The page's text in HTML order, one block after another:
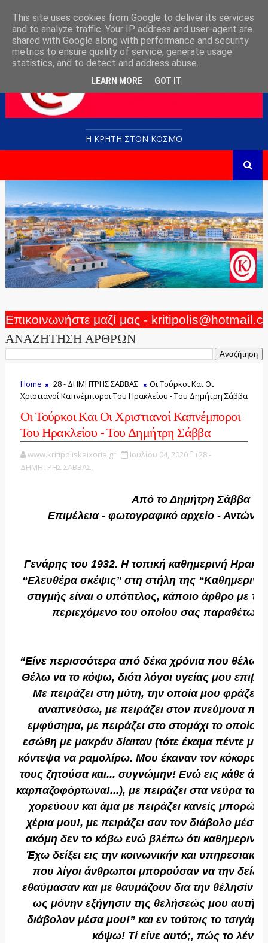
Η ΚΡΗΤΗ ΣΤΟN KOΣΜΟ
Επικοινωνήστε μαζί μας -
ΑΝΑΖΗΤΗΣΗ ΑΡΘΡΩΝ
Home 28 - ΔΗΜΗΤΡΗΣ ΣΑΒΒΑΣ
Οι Τούρκοι Και Οι
Χριστιανοί Καπνέμποροι Του Ηρακλείου - Του Δημήτρη Σάββα
Οι Τούρκοι Και Οι Χριστιανοί Καπνέμποροι
Του Ηρακλείου - Του Δημήτρη Σάββα
www.kritipoliskaixoria.gr Ιουλίου 04, 2020
28 -
ΔΗΜΗΤΡΗΣ ΣΑΒΒΑΣ,
Από το Δημήτρη Σάββα
Επιμέλεια - φωτογραφικό αρχείο -
Γενάρης του 1932. Η τοπική καθημερινή
“Ελευθέρα σκέψις” στη στήλη της
στιγμής είναι ο υπότιτλος, κάποιο άρθρο με
περιεχόμενο του οποίου σας παραθέτω
“Είνε περισσότερα από δέκα χρόνια που θέλω
Θέλω να το κόψω, διότι λόγοι υγείας μου
Με πειράζει στη μύτη, την οποία μου φράζει
αναπνεύσω, με πειράζει στον πνεύμονα που
εμφύσημα, με πειράζει στο στομάχι το οποίον
εσώθη με μακράν δίαιταν (τότε έκαμα πέντε
κόντεψα να ραμολίρω. Μου έκαναν τον κόκορα
τους ζητούσα και... συγνώμην! Ενώ εις κάθε
καρπαζοφόρτωνα!...), με πειράζει στα νεύρα τα
χορεύουν και άμα με πειράζει κανείς μπορώ
χέρια μου!, με πειράζει σαν τον διάβολο μέσα
ακόμη δεν το κόβω ενώ βλέπω ότι
Έχω δείξει εις την κοινωνικήν και
που λίγοι άνθρωποι μπορούσαν να την
εθαύμασαν και με θαυμάζουν δια την θέλησίν
ως μόνην εξήγησιν της θελήσεώς μου αυτής
διάβολον μέσα μου!” και εν τούτοις το
κόψω! Τί είνε αυτό;, πώς το λένε
This site uses cookies from Google to deliver its services
and to analyze traffic. Your IP address and user-agent are
shared with Google along with performance and security
metrics to ensure quality of service, generate usage
statistics, and to detect and address abuse.
LEARN MORE GOT IT